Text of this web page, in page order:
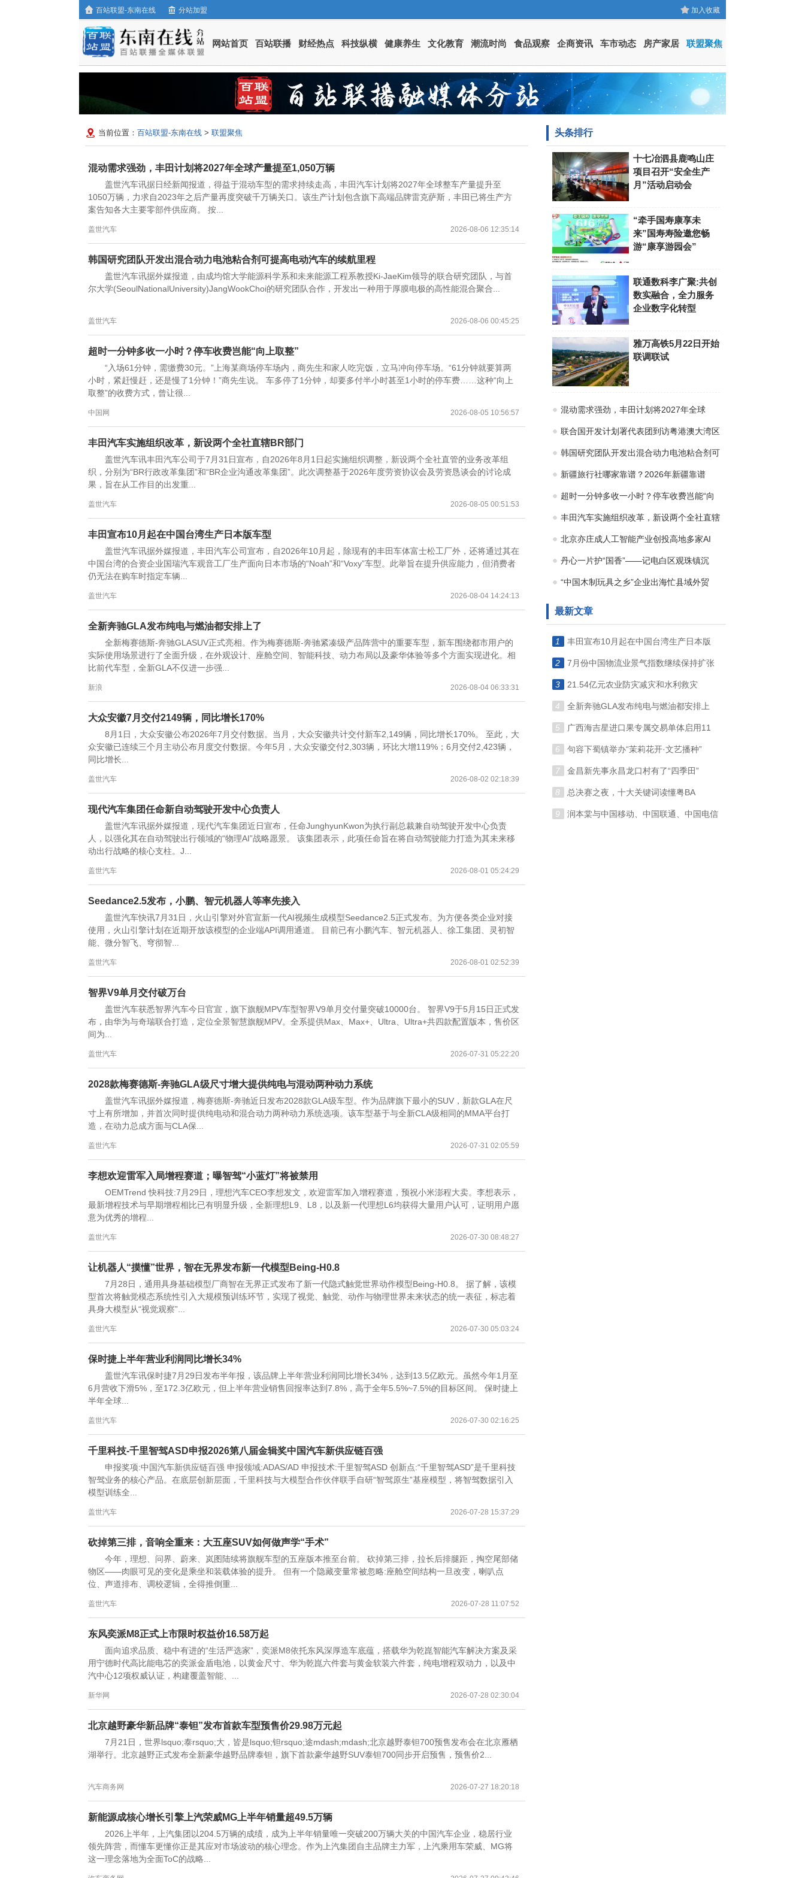
百站联盟-东南在线 分站加盟 加入收藏
网站首页 百站联播 财经热点 科技纵横 健康养生 文化教育 潮流时尚 食品观察 企商资讯 车市动态 房产家居 联盟聚焦
当前位置： 百站联盟-东南在线 > 联盟聚焦
混动需求强劲，丰田计划将2027年全球产量提至1,050万辆
盖世汽车讯据日经新闻报道，得益于混动车型的需求持续走高，丰田汽车计划将2027年全球整车产量提升至
1050万辆，力求自2023年之后产量再度突破千万辆关口。该生产计划包含旗下高端品牌雷克萨斯，丰田已将生产方
案告知各大主要零部件供应商。 按...
盖世汽车 2026-08-06 12:35:14
韩国研究团队开发出混合动力电池粘合剂可提高电动汽车的续航里程
盖世汽车讯据外媒报道，由成均馆大学能源科学系和未来能源工程系教授Ki-JaeKim领导的联合研究团队，与首
尔大学(SeoulNationalUniversity)JangWookChoi的研究团队合作，开发出一种用于厚膜电极的高性能混合聚合...
盖世汽车 2026-08-06 00:45:25
超时一分钟多收一小时？停车收费岂能“向上取整”
“入场61分钟，需缴费30元。”上海某商场停车场内，商先生和家人吃完饭，立马冲向停车场。“61分钟就要算两
小时，紧赶慢赶，还是慢了1分钟！”商先生说。 车多停了1分钟，却要多付半小时甚至1小时的停车费……这种“向上
取整”的收费方式，曾让很...
中国网 2026-08-05 10:56:57
丰田汽车实施组织改革，新设两个全社直辖BR部门
盖世汽车讯丰田汽车公司于7月31日宣布，自2026年8月1日起实施组织调整，新设两个全社直管的业务改革组
织，分别为“BR行政改革集团”和“BR企业沟通改革集团”。此次调整基于2026年度劳资协议会及劳资恳谈会的讨论成
果，旨在从工作目的出发重...
盖世汽车 2026-08-05 00:51:53
丰田宣布10月起在中国台湾生产日本版车型
盖世汽车讯据外媒报道，丰田汽车公司宣布，自2026年10月起，除现有的丰田车体富士松工厂外，还将通过其在
中国台湾的合资企业国瑞汽车观音工厂生产面向日本市场的“Noah”和“Voxy”车型。此举旨在提升供应能力，但消费者
仍无法在购车时指定车辆...
盖世汽车 2026-08-04 14:24:13
全新奔驰GLA发布纯电与燃油都安排上了
全新梅赛德斯-奔驰GLASUV正式亮相。作为梅赛德斯-奔驰紧凑级产品阵营中的重要车型，新车围绕都市用户的
实际使用场景进行了全面升级，在外观设计、座舱空间、智能科技、动力布局以及豪华体验等多个方面实现进化。相
比前代车型，全新GLA不仅进一步强...
新浪 2026-08-04 06:33:31
大众安徽7月交付2149辆，同比增长170%
8月1日，大众安徽公布2026年7月交付数据。当月，大众安徽共计交付新车2,149辆，同比增长170%。 至此，大
众安徽已连续三个月主动公布月度交付数据。今年5月，大众安徽交付2,303辆，环比大增119%；6月交付2,423辆，
同比增长...
盖世汽车 2026-08-02 02:18:39
现代汽车集团任命新自动驾驶开发中心负责人
盖世汽车讯据外媒报道，现代汽车集团近日宣布，任命JunghyunKwon为执行副总裁兼自动驾驶开发中心负责
人，以强化其在自动驾驶出行领域的“物理AI”战略愿景。 该集团表示，此项任命旨在将自动驾驶能力打造为其未来移
动出行战略的核心支柱。J...
盖世汽车 2026-08-01 05:24:29
Seedance2.5发布，小鹏、智元机器人等率先接入
盖世汽车快讯7月31日，火山引擎对外官宣新一代AI视频生成模型Seedance2.5正式发布。为方便各类企业对接
使用，火山引擎计划在近期开放该模型的企业端API调用通道。 目前已有小鹏汽车、智元机器人、徐工集团、灵初智
能、微分智飞、穹彻智...
盖世汽车 2026-08-01 02:52:39
智界V9单月交付破万台
盖世汽车获悉智界汽车今日官宣，旗下旗舰MPV车型智界V9单月交付量突破10000台。 智界V9于5月15日正式发
布，由华为与奇瑞联合打造，定位全景智慧旗舰MPV。全系提供Max、Max+、Ultra、Ultra+共四款配置版本，售价区
间为...
盖世汽车 2026-07-31 05:22:20
2028款梅赛德斯-奔驰GLA级尺寸增大提供纯电与混动两种动力系统
盖世汽车讯据外媒报道，梅赛德斯-奔驰近日发布2028款GLA级车型。作为品牌旗下最小的SUV，新款GLA在尺
寸上有所增加，并首次同时提供纯电动和混合动力两种动力系统选项。该车型基于与全新CLA级相同的MMA平台打
造，在动力总成方面与CLA保...
盖世汽车 2026-07-31 02:05:59
李想欢迎雷军入局增程赛道；曝智驾“小蓝灯”将被禁用
OEMTrend 快科技:7月29日，理想汽车CEO李想发文，欢迎雷军加入增程赛道，预祝小米澎程大卖。李想表示，
最新增程技术与早期增程相比已有明显升级，全新理想L9、L8，以及新一代理想L6均获得大量用户认可，证明用户愿
意为优秀的增程...
盖世汽车 2026-07-30 08:48:27
让机器人“摸懂”世界，智在无界发布新一代模型Being-H0.8
7月28日，通用具身基础模型厂商智在无界正式发布了新一代隐式触觉世界动作模型Being-H0.8。 据了解，该模
型首次将触觉模态系统性引入大规模预训练环节，实现了视觉、触觉、动作与物理世界未来状态的统一表征，标志着
具身大模型从“视觉观察”...
盖世汽车 2026-07-30 05:03:24
保时捷上半年营业利润同比增长34%
盖世汽车讯保时捷7月29日发布半年报，该品牌上半年营业利润同比增长34%，达到13.5亿欧元。虽然今年1月至
6月营收下滑5%，至172.3亿欧元，但上半年营业销售回报率达到7.8%，高于全年5.5%~7.5%的目标区间。 保时捷上
半年全球...
盖世汽车 2026-07-30 02:16:25
千里科技-千里智驾ASD申报2026第八届金辑奖中国汽车新供应链百强
申报奖项:中国汽车新供应链百强 申报领域:ADAS/AD 申报技术:千里智驾ASD 创新点:“千里智驾ASD”是千里科技
智驾业务的核心产品。在底层创新层面，千里科技与大模型合作伙伴联手自研“智驾原生”基座模型，将智驾数据引入
模型训练全...
盖世汽车 2026-07-28 15:37:29
砍掉第三排，音响全重来：大五座SUV如何做声学“手术”
今年，理想、问界、蔚来、岚图陆续将旗舰车型的五座版本推至台前。 砍掉第三排，拉长后排腿距，掏空尾部储
物区——肉眼可见的变化是乘坐和装载体验的提升。 但有一个隐藏变量常被忽略:座舱空间结构一旦改变，喇叭点
位、声道排布、调校逻辑，全得推倒重...
盖世汽车 2026-07-28 11:07:52
东风奕派M8正式上市限时权益价16.58万起
面向追求品质、稳中有进的“生活严选家”，奕派M8依托东风深厚造车底蕴，搭载华为乾崑智能汽车解决方案及采
用宁德时代高比能电芯的奕派金盾电池，以黄金尺寸、华为乾崑六件套与黄金软装六件套，纯电增程双动力，以及中
汽中心12项权威认证，构建覆盖智能、...
新华网 2026-07-28 02:30:04
北京越野豪华新品牌“泰钽”发布首款车型预售价29.98万元起
7月21日，世界lsquo;泰rsquo;大，皆是lsquo;钽rsquo;途mdash;mdash;北京越野泰钽700预售发布会在北京雁栖
湖举行。北京越野正式发布全新豪华越野品牌泰钽，旗下首款豪华越野SUV泰钽700同步开启预售，预售价2...
汽车商务网 2026-07-27 18:20:18
新能源成核心增长引擎上汽荣威MG上半年销量超49.5万辆
2026上半年，上汽集团以204.5万辆的成绩，成为上半年销量唯一突破200万辆大关的中国汽车企业，稳居行业
领先阵营，而懂车更懂你正是其应对市场波动的核心理念。作为上汽集团自主品牌主力军，上汽乘用车荣威、MG将
这一理念落地为全面ToC的战略...
头条排行
十七冶泗县鹿鸣山庄
项目召开“安全生产
月”活动启动会
“牵手国寿康享未
来”国寿寿险邀您畅
游“康享游园会”
联通数科李广聚:共创
数实融合，全力服务
企业数字化转型
雅万高铁5月22日开始
联调联试
混动需求强劲，丰田计划将2027年全球
联合国开发计划署代表团到访粤港澳大湾区
韩国研究团队开发出混合动力电池粘合剂可
新疆旅行社哪家靠谱？2026年新疆靠谱
超时一分钟多收一小时？停车收费岂能“向
丰田汽车实施组织改革，新设两个全社直辖
北京亦庄成人工智能产业创投高地多家AI
丹心一片护“国香”——记电白区观珠镇沉
“中国木制玩具之乡”企业出海忙县域外贸
最新文章
1 丰田宣布10月起在中国台湾生产日本版
2 7月份中国物流业景气指数继续保持扩张
3 21.54亿元农业防灾减灾和水利救灾
4 全新奔驰GLA发布纯电与燃油都安排上
5 广西海吉星进口果专属交易单体启用11
6 句容下蜀镇举办“茉莉花开·文艺播种”
7 金昌新先事永昌龙口村有了“四季田”
8 总决赛之夜，十大关键词读懂粤BA
9 润本棠与中国移动、中国联通、中国电信